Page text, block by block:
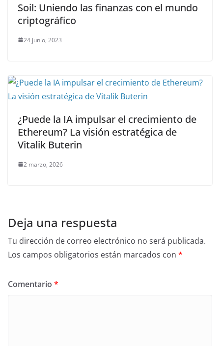
Soil: Uniendo las finanzas con el mundo
criptográfico
24 junio, 2023
¿Puede la IA impulsar el crecimiento de
Ethereum? La visión estratégica de
Vitalik Buterin
2 marzo, 2026
Deja una respuesta
Tu dirección de correo electrónico no será publicada.
Los campos obligatorios están marcados con *
Comentario *